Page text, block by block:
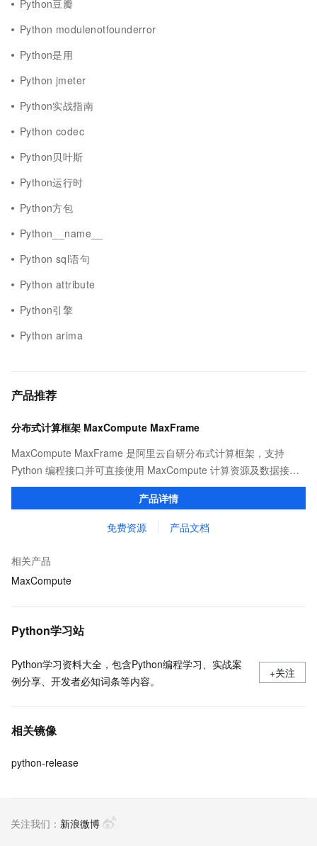
Python豆瓣
Python modulenotfounderror
Python是用
Python jmeter
Python实战指南
Python codec
Python贝叶斯
Python运行时
Python方包
Python__name__
Python sql语句
Python attribute
Python引擎
Python arima
产品推荐
分布式计算框架 MaxCompute MaxFrame
MaxCompute MaxFrame 是阿里云自研分布式计算框架，支持
Python 编程接口并可直接使用 MaxCompute 计算资源及数据接
口，与 MaxCompute Notebook、镜像管理等功能共同构成
MaxCompute 完整 Python 开发生态。
产品详情
免费资源 产品文档
相关产品
MaxCompute
Python学习站
Python学习资料大全，包含Python编程学习、实战案
例分享、开发者必知词条等内容。
+关注
相关镜像
python-release
关注我们： 新浪微博